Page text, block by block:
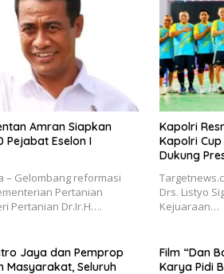
Amran Siapkan
Pejabat Eselon I
– Gelombang reformasi
Pertanian
Pertanian Dr.Ir.H….
Kapolri
Kapolri
Dukung
Drs. Listyo
Kejuaraan…
Jaya dan Pemprop
Masyarakat, Seluruh
Film “Dan
Karya Pidi